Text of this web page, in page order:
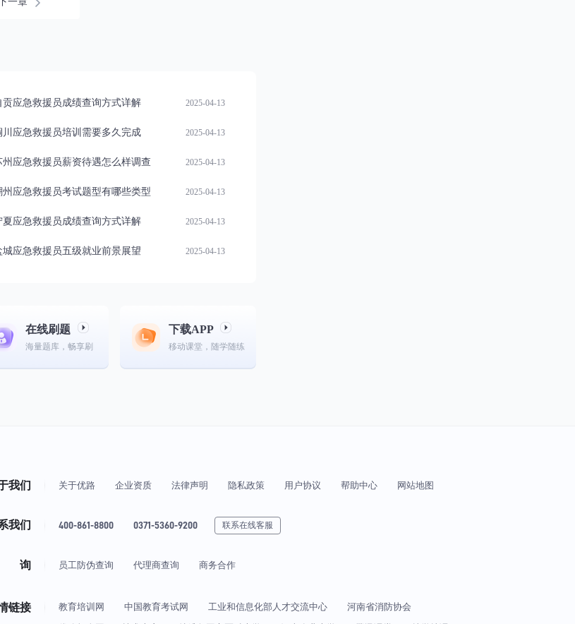
贡应急救援员成绩查询方式详解 2025-04-13
川应急救援员培训需要多久完成 2025-04-13
州应急救援员薪资待遇怎么样调查 2025-04-13
州应急救援员考试题型有哪些类型 2025-04-13
夏应急救援员成绩查询方式详解 2025-04-13
城应急救援员五级就业前景展望 2025-04-13
在线刷题
海量题库，畅享刷
下载APP
移动课堂，随学随练
我们 关于优路 企业资质 法律声明 隐私政策 用户协议 帮助中心 网站地图
我们 400-861-8800 0371-5360-9200 联系在线客服
询 员工防伪查询 代理商查询 商务合作
链接 教育培训网 中国教育考试网 工业和信息化部人才交流中心
河南省消防协会